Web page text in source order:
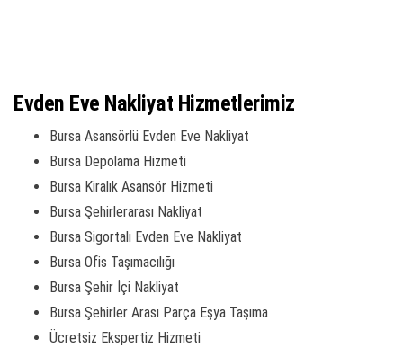
Evden Eve Nakliyat Hizmetlerimiz
Bursa Asansörlü Evden Eve Nakliyat
Bursa Depolama Hizmeti
Bursa Kiralık Asansör Hizmeti
Bursa Şehirlerarası Nakliyat
Bursa Sigortalı Evden Eve Nakliyat
Bursa Ofis Taşımacılığı
Bursa Şehir İçi Nakliyat
Bursa Şehirler Arası Parça Eşya Taşıma
Ücretsiz Ekspertiz Hizmeti